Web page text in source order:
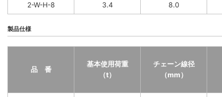
2-W-H-8 3.4 8.0
製品仕様
品 番
基本使用荷重
（t）
チェーン線径
（mm）